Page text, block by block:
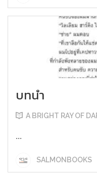
บทนำ
A BRIGHT RAY OF
...
SALMONBOOKS